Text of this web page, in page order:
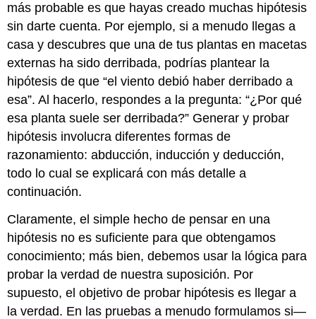
más probable es que hayas creado muchas hipótesis
sin darte cuenta. Por ejemplo, si a menudo llegas a
casa y descubres que una de tus plantas en macetas
externas ha sido derribada, podrías plantear la
hipótesis de que “el viento debió haber derribado a
esa”. Al hacerlo, respondes a la pregunta: “¿Por qué
esa planta suele ser derribada?” Generar y probar
hipótesis involucra diferentes formas de
razonamiento: abducción, inducción y deducción,
todo lo cual se explicará con más detalle a
continuación.
Claramente, el simple hecho de pensar en una
hipótesis no es suficiente para que obtengamos
conocimiento; más bien, debemos usar la lógica para
probar la verdad de nuestra suposición. Por
supuesto, el objetivo de probar hipótesis es llegar a
la verdad. En las pruebas a menudo formulamos si—